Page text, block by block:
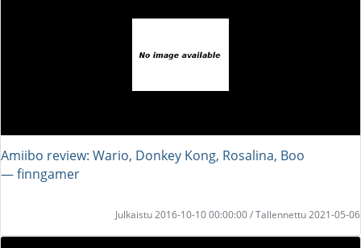
Amiibo review: Wario, Donkey Kong, Rosalina, Boo
― finngamer
Julkaistu 2016-10-10 00:00:00 / Tallennettu 2021-05-06